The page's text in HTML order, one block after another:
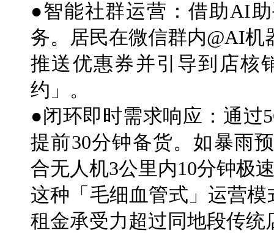
●智能社群运营：借助AI
务。居民在微信群内@AI
推送优惠券并引导到店核
约」。
●闭环即时需求响应：通过
提前30分钟备货。如暴雨
合无人机3公里内10分钟极
这种「毛细血管式」运营
租金承受力超过同地段传统